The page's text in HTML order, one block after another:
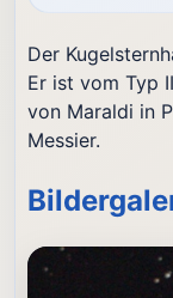
Der
Er ist vom Typ
von Maraldi in
Messier.